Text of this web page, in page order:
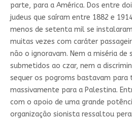
parte, para a América. Dos entre
judeus que saíram entre 1882 e
menos de setenta mil se instalaram
muitas vezes com caráter
não o ignoravam. Nem a miséria de
submetidos ao czar, nem a
sequer os pogroms bastavam
massivamente para a Palestina.
com o apoio de uma grande
organização sionista ressaltou